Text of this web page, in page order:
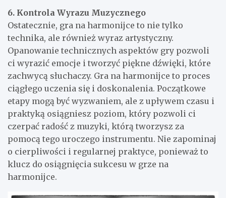
6. Kontrola Wyrazu Muzycznego
Ostatecznie, gra na harmonijce to nie tylko
technika, ale również wyraz artystyczny.
Opanowanie technicznych aspektów gry pozwoli
ci wyrazić emocje i tworzyć piękne dźwięki, które
zachwycą słuchaczy. Gra na harmonijce to proces
ciągłego uczenia się i doskonalenia. Początkowe
etapy mogą być wyzwaniem, ale z upływem czasu i
praktyką osiągniesz poziom, który pozwoli ci
czerpać radość z muzyki, którą tworzysz za
pomocą tego uroczego instrumentu. Nie zapominaj
o cierpliwości i regularnej praktyce, ponieważ to
klucz do osiągnięcia sukcesu w grze na
harmonijce.